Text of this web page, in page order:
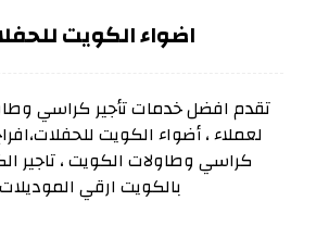
اضواء الكويت
تقدم افضل خدمات تأجير كراسي
لعملاء ، أضواء الكويت
كراسي وطاولات الكويت ، تاجير
بالكويت ارقي